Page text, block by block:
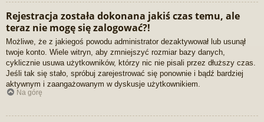
Rejestracja została dokonana jakiś czas temu, ale
teraz nie mogę się zalogować?!
Możliwe, że z jakiegoś powodu administrator dezaktywował lub usunął
twoje konto. Wiele witryn, aby zmniejszyć rozmiar bazy danych,
cyklicznie usuwa użytkowników, którzy nic nie pisali przez dłuższy czas.
Jeśli tak się stało, spróbuj zarejestrować się ponownie i bądź bardziej
aktywnym i zaangażowanym w dyskusje użytkownikiem.
Na górę